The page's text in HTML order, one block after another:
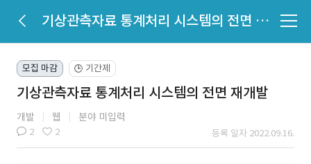
기상관측자료 통계처리 시스템의 전면 재개발
모집 마감 🕒 기간제
기상관측자료 통계처리 시스템의 전면 재개발
개발 웹 분야 미입력
2 2 등록 일자 2022.09.16.